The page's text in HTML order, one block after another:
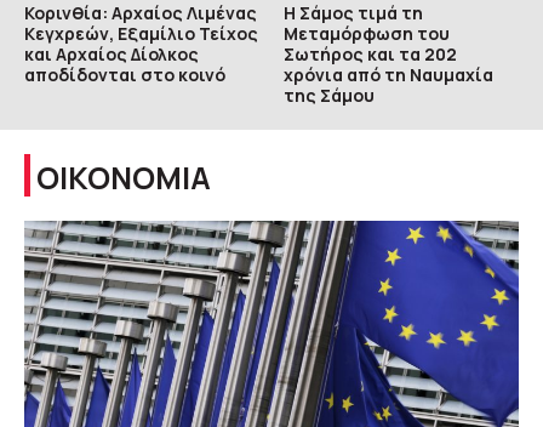
Κορινθία: Αρχαίος Λιμένας
Κεγχρεών, Εξαμίλιο Τείχος
και Aρχαίος Δίολκος
αποδίδονται στο κοινό
Η Σάμος τιμά τη
Μεταμόρφωση του
Σωτήρος και τα 202
χρόνια από τη Ναυμαχία
της Σάμου
ΟΙΚΟΝΟΜΙΑ